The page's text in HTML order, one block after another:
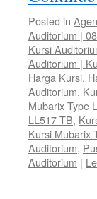
Posted in
Auditorium |
Kursi
Auditorium |
Harga Kursi,
Auditorium,
Mubarix Type
LL517 TB,
Kursi Mubarix
Auditorium,
Auditorium |